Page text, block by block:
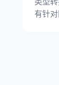
有针